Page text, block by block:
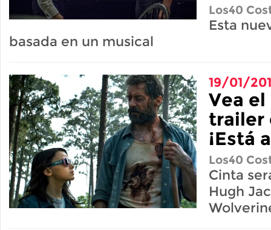
Los40
Esta
basada en un musical
19/01/
Vea
trailer
¡Está
Los40
Cinta
Hugh